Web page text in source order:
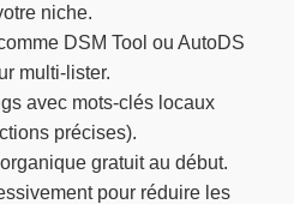
niche.
DSM Tool ou AutoDS
multi-lister.
avec mots-clés locaux
précises).
gratuit au début.
pour réduire les